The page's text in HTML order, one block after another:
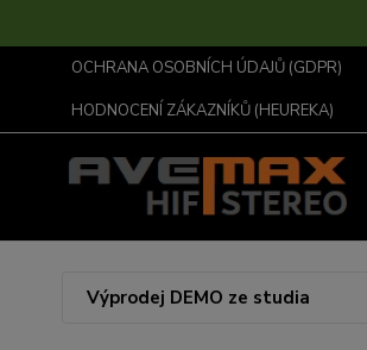
OCHRANA OSOBNÍCH ÚDAJŮ (GDPR)
HODNOCENÍ ZÁKAZNÍKŮ (HEUREKA)
Výprodej DEMO ze studia